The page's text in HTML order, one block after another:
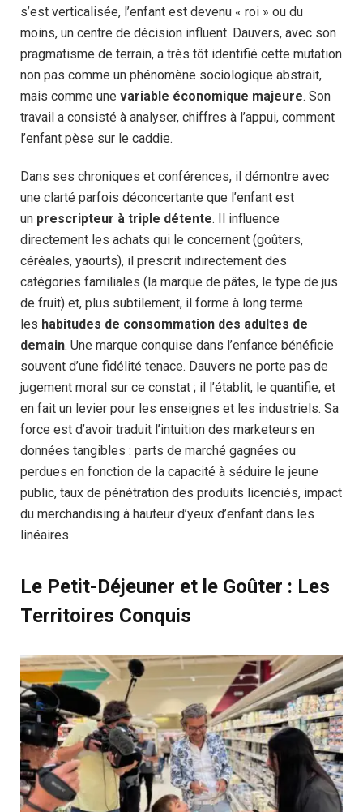
s’est verticalisée, l’enfant est devenu « roi » ou du
moins, un centre de décision influent. Dauvers, avec son
pragmatisme de terrain, a très tôt identifié cette mutation
non pas comme un phénomène sociologique abstrait,
mais comme une variable économique majeure. Son
travail a consisté à analyser, chiffres à l’appui, comment
l’enfant pèse sur le caddie.
Dans ses chroniques et conférences, il démontre avec
une clarté parfois déconcertante que l’enfant est
un prescripteur à triple détente. Il influence
directement les achats qui le concernent (goûters,
céréales, yaourts), il prescrit indirectement des
catégories familiales (la marque de pâtes, le type de jus
de fruit) et, plus subtilement, il forme à long terme
les habitudes de consommation des adultes de
demain. Une marque conquise dans l’enfance bénéficie
souvent d’une fidélité tenace. Dauvers ne porte pas de
jugement moral sur ce constat ; il l’établit, le quantifie, et
en fait un levier pour les enseignes et les industriels. Sa
force est d’avoir traduit l’intuition des marketeurs en
données tangibles : parts de marché gagnées ou
perdues en fonction de la capacité à séduire le jeune
public, taux de pénétration des produits licenciés, impact
du merchandising à hauteur d’yeux d’enfant dans les
linéaires.
Le Petit-Déjeuner et le Goûter : Les
Territoires Conquis